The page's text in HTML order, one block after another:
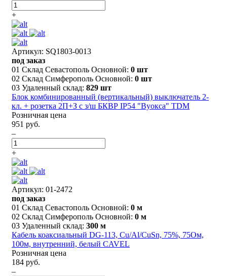
+
Артикул: SQ1803-0013
под заказ
01 Склад Севастополь Основной: 0 шт
02 Склад Симферополь Основной: 0 шт
03 Удаленный склад: 829 шт
Блок комбинированный (вертикальный) выключатель 2-
кл. + розетка 2П+З с з/ш БКВР IP54 "Вуокса" TDM
Розничная цена
951 руб.
–
+
Артикул: 01-2472
под заказ
01 Склад Севастополь Основной: 0 м
02 Склад Симферополь Основной: 0 м
03 Удаленный склад: 300 м
Кабель коаксиальный DG-113, Cu/Al/CuSn, 75%, 75Ом,
100м, внутренний, белый CAVEL
Розничная цена
184 руб.
–